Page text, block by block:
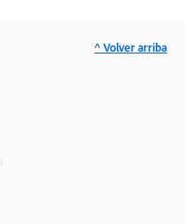
^ Volver arriba